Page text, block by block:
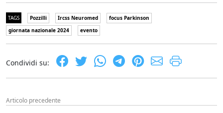
TAGS Pozzilli Ircss Neuromed
focus Parkinson
giornata nazionale 2024
evento
Condividi su:
Articolo precedente